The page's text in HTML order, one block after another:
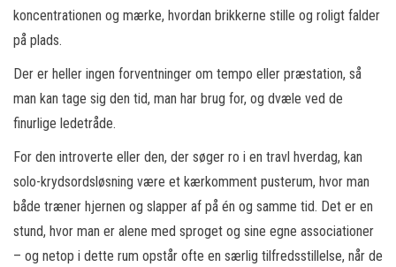
koncentrationen og mærke, hvordan brikkerne stille og roligt falder
på plads.
Der er heller ingen forventninger om tempo eller præstation, så
man kan tage sig den tid, man har brug for, og dvæle ved de
finurlige ledetråde.
For den introverte eller den, der søger ro i en travl hverdag, kan
solo-krydsordsløsning være et kærkomment pusterum, hvor man
både træner hjernen og slapper af på én og samme tid. Det er en
stund, hvor man er alene med sproget og sine egne associationer
– og netop i dette rum opstår ofte en særlig tilfredsstillelse, når de